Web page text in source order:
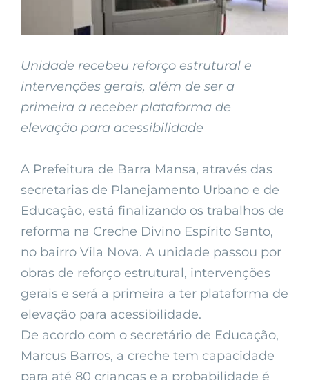
Unidade recebeu reforço estrutural e
intervenções gerais, além de ser a
primeira a receber plataforma de
elevação para acessibilidade
A Prefeitura de Barra Mansa, através das
secretarias de Planejamento Urbano e de
Educação, está finalizando os trabalhos de
reforma na Creche Divino Espírito Santo,
no bairro Vila Nova. A unidade passou por
obras de reforço estrutural, intervenções
gerais e será a primeira a ter plataforma de
elevação para acessibilidade.
De acordo com o secretário de Educação,
Marcus Barros, a creche tem capacidade
para até 80 crianças e a probabilidade é